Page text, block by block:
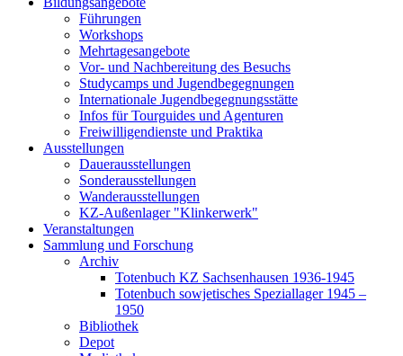
Führungen
Workshops
Mehrtagesangebote
Vor- und Nachbereitung des Besuchs
Studycamps und Jugendbegegnungen
Internationale Jugendbegegnungsstätte
Infos für Tourguides und Agenturen
Freiwilligendienste und Praktika
Ausstellungen
Dauerausstellungen
Sonderausstellungen
Wanderausstellungen
KZ-Außenlager "Klinkerwerk"
Veranstaltungen
Sammlung und Forschung
Archiv
Totenbuch KZ Sachsenhausen 1936-1945
Totenbuch sowjetisches Speziallager 1945 –
1950
Bibliothek
Depot